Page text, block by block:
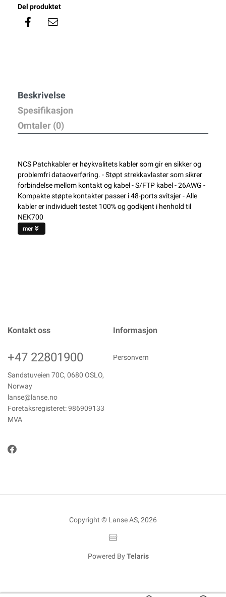
Del produktet
Beskrivelse
Spesifikasjon
Omtaler (0)
NCS Patchkabler er høykvalitets kabler som gir en sikker og
problemfri dataoverføring. - Støpt strekkavlaster som sikrer
forbindelse mellom kontakt og kabel - S/FTP kabel - 26AWG -
Kompakte støpte kontakter passer i 48-ports svitsjer - Alle
kabler er individuelt testet 100% og godkjent i henhold til
NEK700
mer
Kontakt oss
+47 22801900
Sandstuveien 70C, 0680 OSLO,
Norway
lanse@lanse.no
Foretaksregisteret: 986909133
MVA
Informasjon
Personvern
Copyright © Lanse AS, 2026
Powered By Telaris